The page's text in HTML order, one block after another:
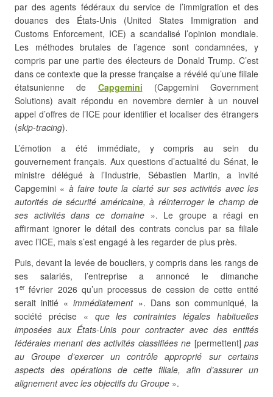
par des agents fédéraux du service de l’immigration et des
douanes des États-Unis (United States Immigration and
Customs Enforcement, ICE) a scandalisé l’opinion mondiale.
Les méthodesbrutales de l’agence sont condamnées, y
compris par une partie des électeurs de Donald Trump. C’est
dans ce contexte que la presse française a révélé qu’une filiale
étatsunienne de Capgemini (Capgemini Government
Solutions) avait répondu en novembre dernier à un nouvel
appel d’offres de l’ICE pour identifier et localiser des étrangers
(skip-tracing).
L’émotion a été immédiate, y compris au sein du
gouvernement français. Aux questions d’actualité du Sénat, le
ministre délégué à l’Industrie, Sébastien Martin, a invité
Capgemini « à faire toute la clarté sur ses activités avec les
autorités de sécurité américaine, à réinterroger le champ de
ses activités dans ce domaine». Le groupe a réagi en
affirmant ignorer le détail des contrats conclus par sa filiale
avec l’ICE, mais s’est engagé à les regarder de plus près.
Puis, devant la levée de boucliers, y compris dans les rangs de
ses salariés, l’entreprise a annoncé le dimanche
1 er février 2026 qu’un processus de cession de cette entité
serait initié «immédiatement». Dans son communiqué, la
société précise « que les contraintes légales habituelles
imposées aux États-Unis pour contracter avec des entités
fédérales menant des activités classifiées ne [permettent]pas
au Groupe d’exercer un contrôle approprié sur certains
aspects des opérations de cette filiale, afin d’assurer un
alignement avec les objectifs du Groupe ».